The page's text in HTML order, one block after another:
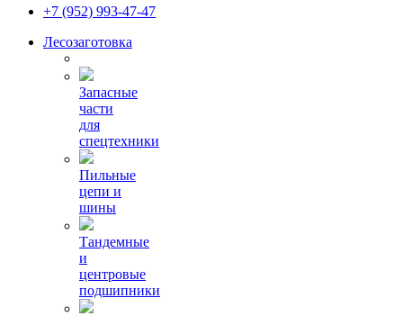
+7 (952) 993-47-47
Лесозаготовка
Запасные
части
для
спецтехники
Пильные
цепи и
шины
Тандемные
и
центровые
подшипники